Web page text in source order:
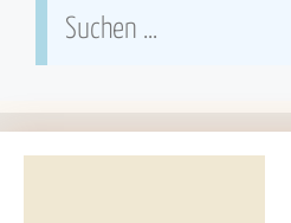
Suchen
nach: